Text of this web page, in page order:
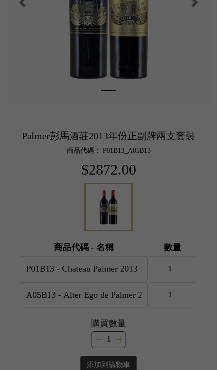
Palmer彭馬酒莊2013年份正副牌兩支套裝
商品代碼： P01B13_A05B13
$2872.00
商品代碼 - 名稱 數量
購買數量
添加到購物車